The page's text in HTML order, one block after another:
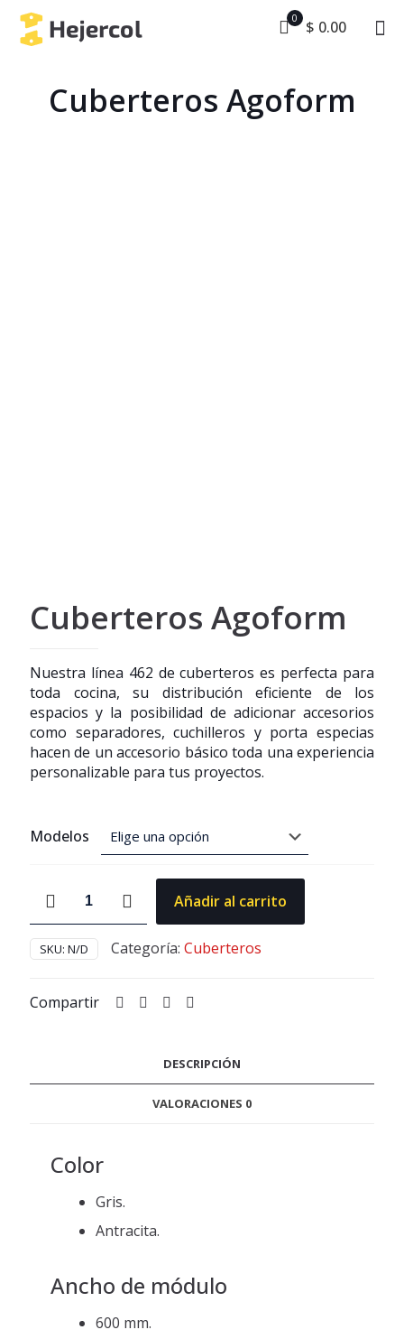
0 $ 0.00
Cuberteros Agoform
Cuberteros Agoform
Nuestra línea 462 de cuberteros es perfecta para
toda cocina, su distribución eficiente de los
espacios y la posibilidad de adicionar accesorios
como separadores, cuchilleros y porta especias
hacen de un accesorio básico toda una experiencia
personalizable para tus proyectos.
Modelos
Agoform
cantidad
Añadir al carrito
SKU: N/D Categoría: Cuberteros
Compartir
DESCRIPCIÓN
VALORACIONES 0
Color
Gris.
Antracita.
Ancho de módulo
600 mm.